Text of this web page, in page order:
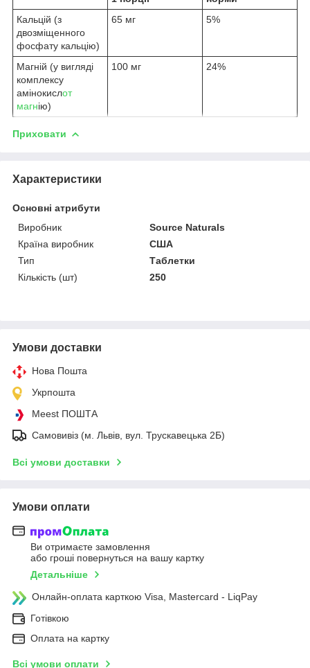
Кальцій (з
двозміщенного
фосфату кальцію)
65 мг 5%
Магній (у вигляді
комплексу
амінокислот
магнію)
100 мг 24%
Приховати
Характеристики
Основні атрибути
Виробник
Source Naturals
Країна виробник
США
Тип
Таблетки
Кількість (шт)
250
Умови доставки
Нова Пошта
Укрпошта
Meest ПОШТА
Самовивіз (м. Львів, вул. Трускавецька 2Б)
Всі умови доставки
Умови оплати
Ви отримаєте замовлення
або гроші повернуться на вашу картку
Детальніше
Онлайн-оплата карткою Visa, Mastercard - LiqPay
Готівкою
Оплата на картку
Всі умови оплати